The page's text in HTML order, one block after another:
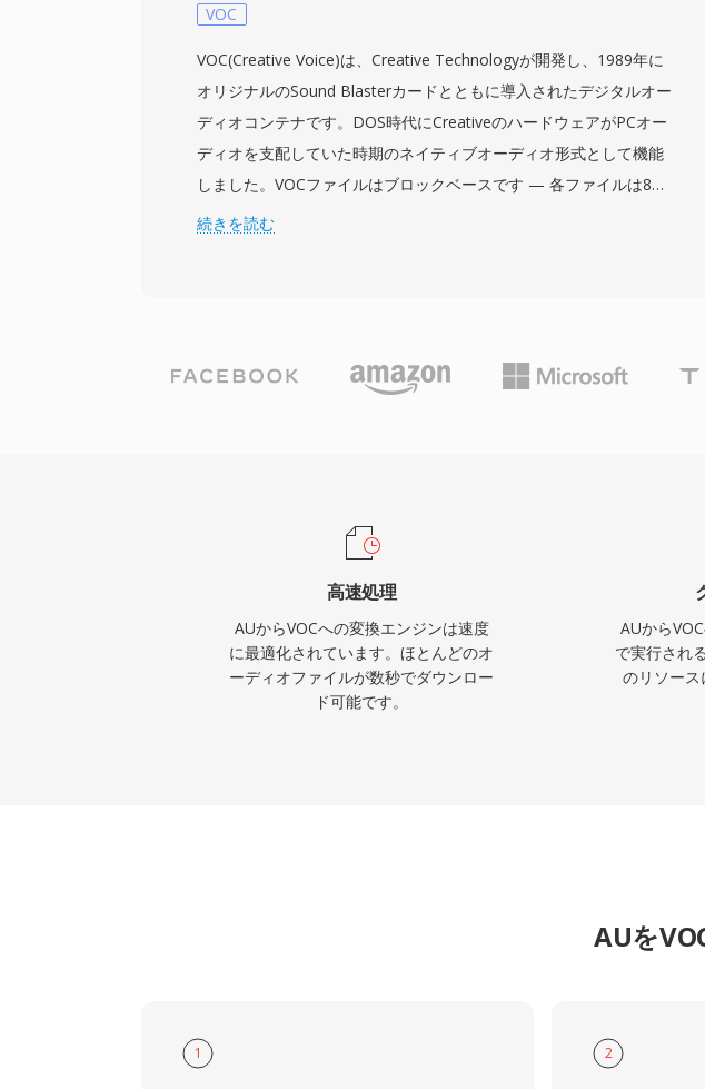
なヘッダーと直感的な構造により、プログラムでの解析、生成、ス
つの利点を提供し、1秒あたりわずか8 KBで適度な音声品質を実現
します — これは16ビット非圧縮オーディオの半分のレートで、ス
トレージと帯域幅が乏しい時代には非常に価値がありました。最新
の形式がコンシューマアプリケーションでAUに取って代わりました
が、最小限のオーバーヘッドと信頼性の高いクロスプラットフォー
ム動作が重視される科学計算やオーディオ処理パイプラインでは、
VOC
VOC(Creative Voice)は、Creative Technologyが開発し、1989年に
オリジナルのSound Blasterカードとともに導入されたデジタルオー
ディオコンテナです。DOS時代にCreativeのハードウェアがPCオー
ディオを支配していた時期のネイティブオーディオ形式として機能
しました。VOCファイルはブロックベースです — 各ファイルは8ビ
ット符号なしPCM、4ビットおよび2.6ビットCreative ADPCM、16
め細かな制御を提供しました。注目すべき利点はハードウェアレベ
ルのデコーディングでした — Sound BlasterカードがDMA転送を介
ともに、VOCは徐々に主流から姿を消しましたが、レトロゲームの
保存やビンテージPCオーディオアーカイブの作業に携わる方にとっ
て依然として重要です。
続きを読む
高速処理
AUからVOCへの変換エンジンは速度
に最適化されています。ほとんどのオ
ーディオファイルが数秒でダウンロー
ド可能です。
AUから
で実行され
のリソー
AUを
1 2